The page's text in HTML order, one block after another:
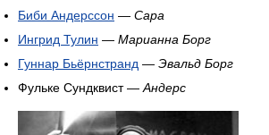
Биби Андерссон — Сара
Ингрид Тулин — Марианна Борг
Гуннар Бьёрнстранд — Эвальд Борг
Фульке Сундквист — Андерс